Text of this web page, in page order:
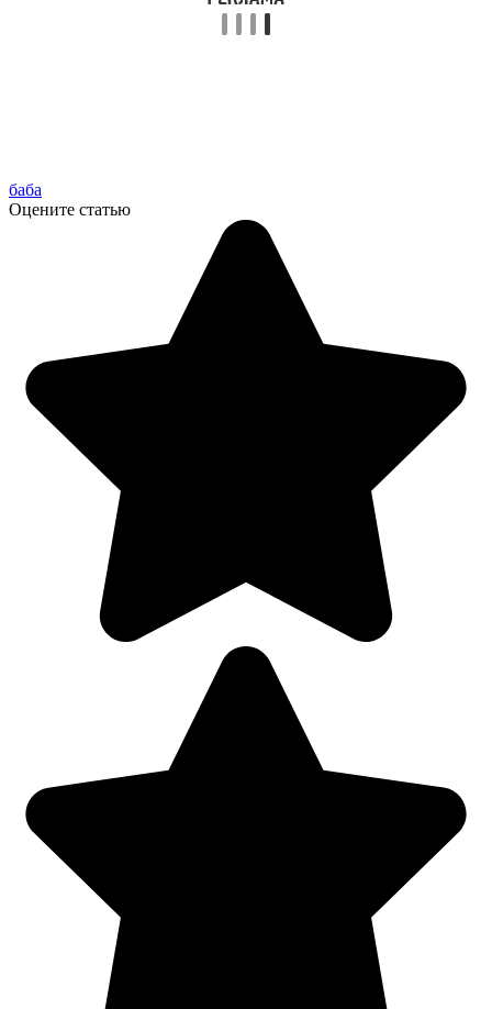
баба
Оцените статью